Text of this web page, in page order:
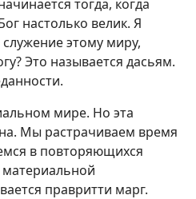
тогда, когда
настолько велик. Я
этому миру,
Это называется дасьям.
мире. Но эта
Мы растрачиваем время
в повторяющихся
правритти марг.